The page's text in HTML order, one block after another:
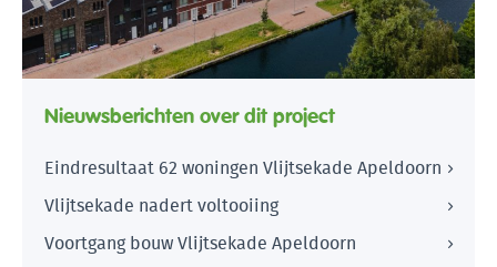
Nieuwsberichten over dit project
Eindresultaat 62 woningen Vlijtsekade Apeldoorn
Vlijtsekade nadert voltooiing
Voortgang bouw Vlijtsekade Apeldoorn